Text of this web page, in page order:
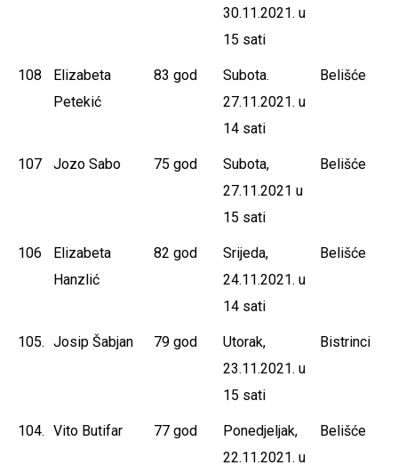
30.11.2021. u
15 sati
108
Elizabeta
Petekić
83 god
Subota.
27.11.2021. u
14 sati
Belišće
107 Jozo Sabo 75 god
Subota,
27.11.2021 u
15 sati
Belišće
106
Elizabeta
Hanzlić
82 god
Srijeda,
24.11.2021. u
14 sati
Belišće
105. Josip Šabjan 79 god
Utorak,
23.11.2021. u
15 sati
Bistrinci
104. Vito Butifar 77 god
Ponedjeljak,
22.11.2021. u
Belišće